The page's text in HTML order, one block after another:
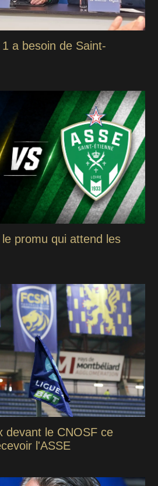
a besoin de Saint-
promu qui attend les
devant le CNOSF ce
l'ASSE